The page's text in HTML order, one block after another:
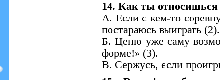
14. Как ты
А. Если с кем-то
постараюсь выиграть (2).
Б. Ценю уже саму
форме!» (3).
В. Сержусь, если